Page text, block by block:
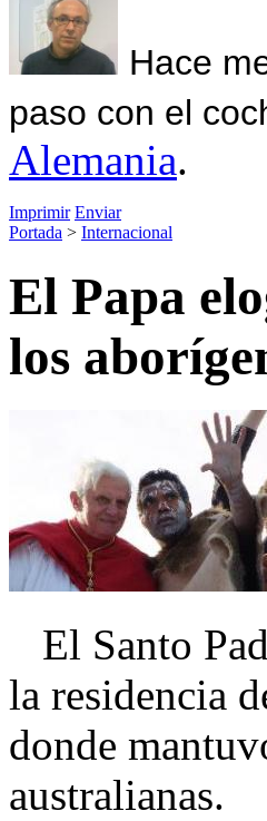
Hace
paso con el
Alemania.
Imprimir Enviar
Portada > Internacional
El Papa
los
El Santo
la residencia
donde
australianas.